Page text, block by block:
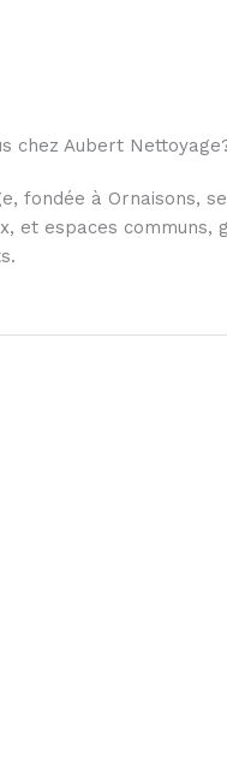
chez Aubert
fondée à Ornaisons,
et espaces